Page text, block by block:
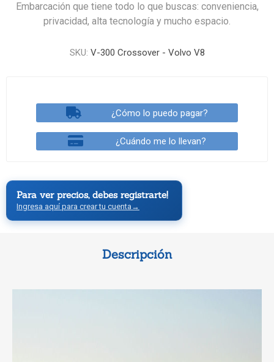
Embarcación que tiene todo lo que buscas: conveniencia,
privacidad, alta tecnología y mucho espacio.
SKU: V-300 Crossover - Volvo V8
¿Cómo lo puedo pagar?
¿Cuándo me lo llevan?
Para ver precios, debes registrarte!
Ingresa aquí para crear tu cuenta →
Descripción